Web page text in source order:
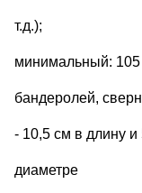
т.д.);
минимальный:
бандеролей,
- 10,5 см в длину и
диаметре